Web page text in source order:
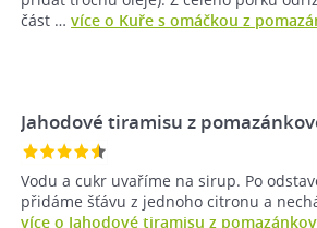
část … více o Kuře s omáčkou z
Jahodové tiramisu z
Vodu a cukr uvaříme na sirup. Po
přidáme šťávu z jednoho citronu a
více o Jahodové tiramisu z